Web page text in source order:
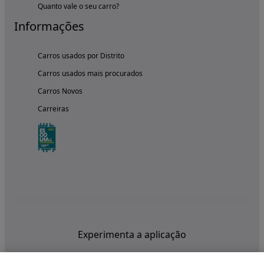
Quanto vale o seu carro?
Informações
Carros usados por Distrito
Carros usados mais procurados
Carros Novos
Carreiras
Experimenta a aplicação